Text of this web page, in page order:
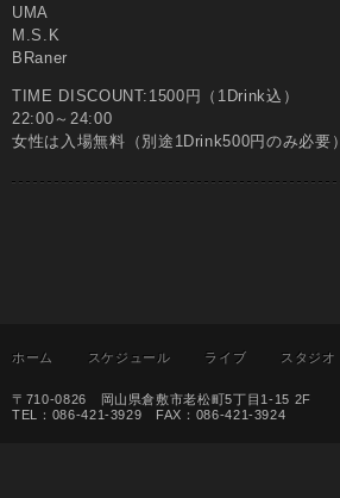
UMA
M.S.K
BRaner
TIME DISCOUNT:1500円（1Drink込）
22:00～24:00
女性は入場無料（別途1Drink500円のみ必要）
ホーム スケジュール ライブ スタジオ
〒710-0826 岡山県倉敷市老松町5丁目1-15 2F
TEL：086-421-3929 FAX：086-421-3924